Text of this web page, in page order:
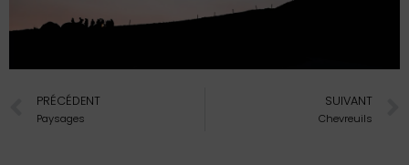
PRÉCÉDENT
Paysages
SUIVANT
Chevreuils